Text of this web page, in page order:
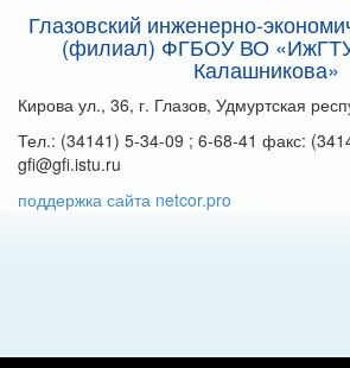
Глазовский инженерно-
(филиал) ФГБОУ ВО
Калашникова»
Кирова ул., 36, г. Глазов, Удмуртская
Тел.: (34141) 5-34-09 ; 6-68-41 факс:
gfi@gfi.istu.ru
поддержка сайта netcor.pro